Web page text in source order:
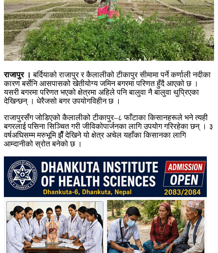
राजापुर । बर्दियाको राजापुर र कैलालीको टीकापुर सीमामा पर्ने कर्णाली नदीका
कारण बर्सेनि आसपासको खेतीयोग्य जमिन बगरमा परिणत हुँदै आएको छ ।
यसरी बगरमा परिणत भएको क्षेत्रमा अहिले पनि बालुवा नै बालुवा थुप्रिएका
देखिन्छन् । धेरैजसो बगर उपयोगविहीन छ ।
राजापुरसँग जोडिएको कैलालीको टीकापुर–८ फाँटाका किसानहरूले भने त्यही
बगरलाई पसिना सिञ्चित गरी जीविकोपार्जनका लागि उपयोग गरिरहेका छन् । ३
वर्षअघिसम्म मरुभूमि झैँ देखिने यो क्षेत्र अचेल यहाँका किसानका लागि
आम्दानीको स्रोत बनेको छ ।